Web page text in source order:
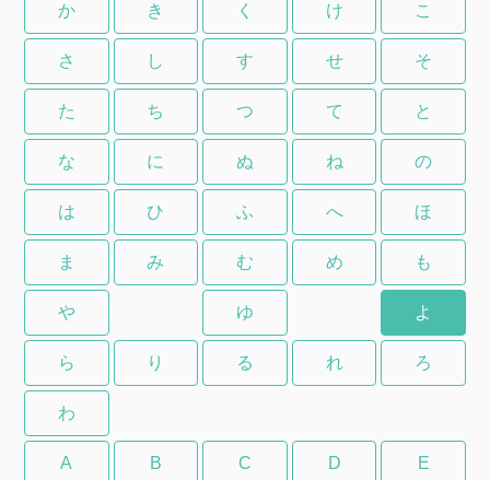
か き く け こ
さ し す せ そ
た ち つ て と
な に ぬ ね の
は ひ ふ へ ほ
ま み む め も
や ゆ よ
ら り る れ ろ
わ
A B C D E